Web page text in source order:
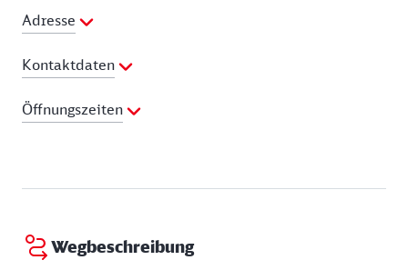
Adresse
Kontaktdaten
Telefon:09261 60410
E-Mail Adresse:
Öffnungszeiten
Mittwoch:09:30 - 17:00 Uhr
Freitag:
Samstag:09:30 - 17:00 Uhr
Wegbeschreibung